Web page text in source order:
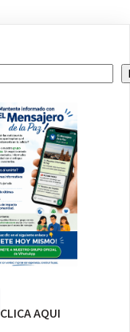
CLICA AQUI